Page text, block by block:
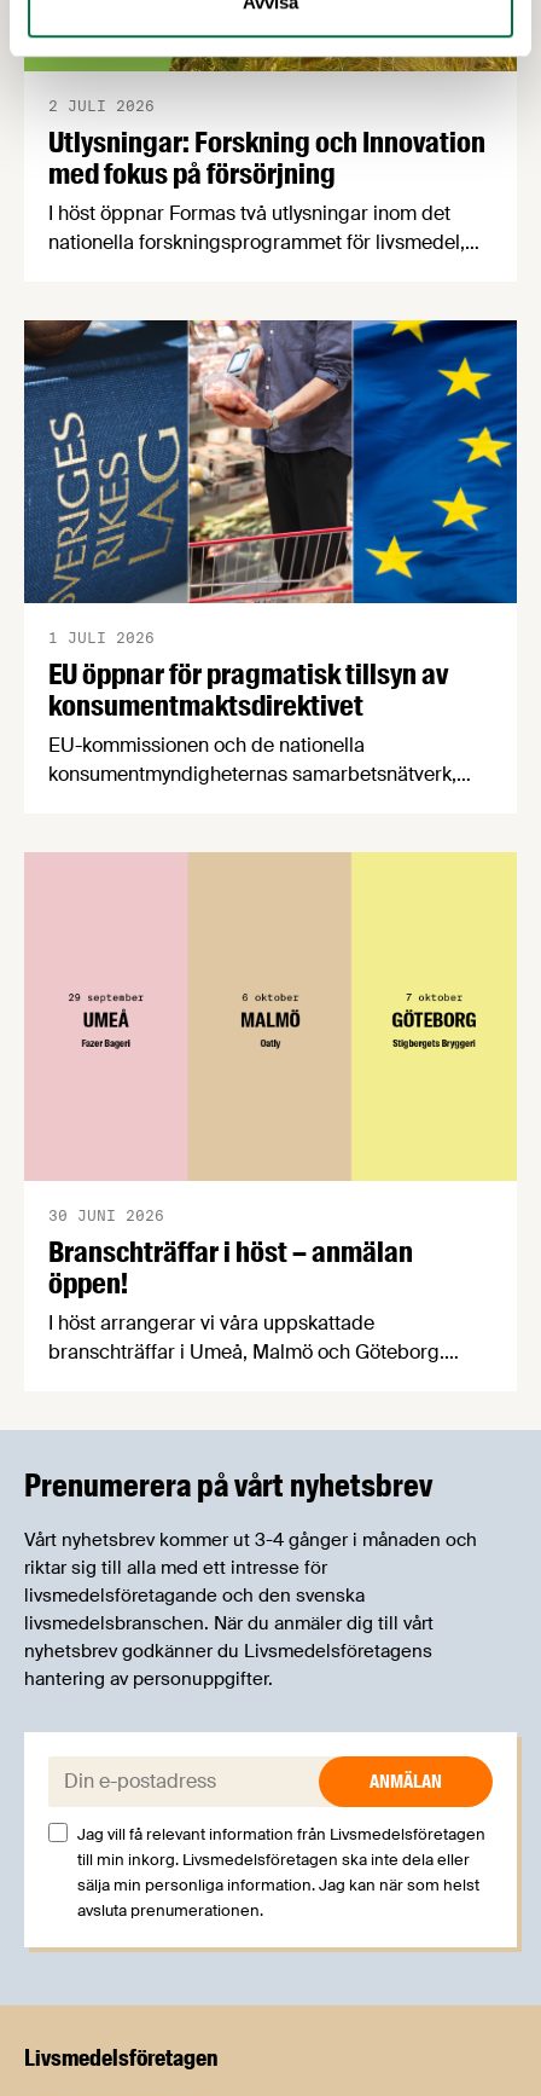
Utlysningar: Forskning och Innovation
med fokus på försörjning
2 JULI 2026
I höst öppnar Formas två utlysningar inom det
nationella forskningsprogrammet för livsmedel,
en motståndskraftig livsmedelsförsörjning", och
båda syftar till att bana väg för innovationer som
stärker Sveriges livsmedelsförsörjning.
EU öppnar för pragmatisk tillsyn av
konsumentmaktsdirektivet
1 JULI 2026
EU-kommissionen och de nationella
konsumentmyndigheternas samarbetsnätverk,
Branschträffar i höst – anmälan
öppen!
30 JUNI 2026
I höst arrangerar vi våra uppskattade
branschträffar i Umeå, Malmö och Göteborg.
Prenumerera på vårt nyhetsbrev
Vårt nyhetsbrev kommer ut 3-4 gånger i månaden och
riktar sig till alla med ett intresse för
livsmedelsföretagande och den svenska
livsmedelsbranschen. När du anmäler dig till vårt
nyhetsbrev godkänner du Livsmedelsföretagens
hantering av personuppgifter.
E-post:
Jag vill få relevant information från Livsmedelsföretagen
till min inkorg. Livsmedelsföretagen ska inte dela eller
sälja min personliga information. Jag kan när som helst
avsluta prenumerationen.
Livsmedels­företagen